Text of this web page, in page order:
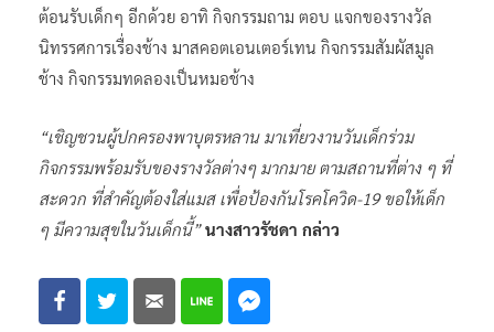
ต้อนรับเด็กๆ อีกด้วย อาทิ กิจกรรมถาม ตอบ แจกของรางวัล
นิทรรศการเรื่องช้าง มาสคอตเอนเตอร์เทน กิจกรรมสัมผัสมูล
ช้าง กิจกรรมทดลองเป็นหมอช้าง
“เชิญชวนผู้ปกครองพาบุตรหลาน มาเที่ยวงานวันเด็กร่วม
กิจกรรมพร้อมรับของรางวัลต่างๆ มากมาย ตามสถานที่ต่าง ๆ ที่
สะดวก ที่สำคัญต้องใส่แมส เพื่อป้องกันโรคโควิด-19 ขอให้เด็ก
ๆ มีความสุขในวันเด็กนี้”นางสาวรัชดา กล่าว